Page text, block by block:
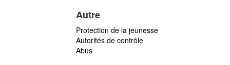
Autre
Protection de la jeunesse
Autorités de contrôle
Abus